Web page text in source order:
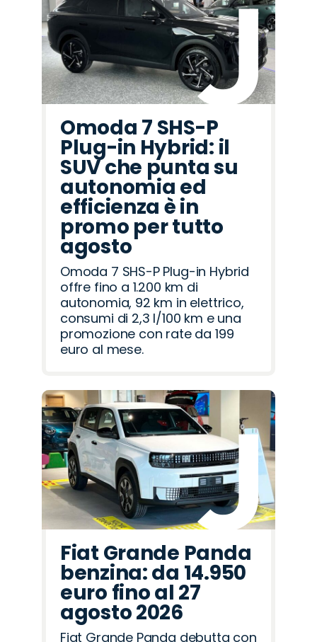
Omoda 7 SHS-P
Plug-in Hybrid: il
SUV che punta su
autonomia ed
efficienza è in
promo per tutto
agosto
Omoda 7 SHS-P Plug-in Hybrid
offre fino a 1.200 km di
autonomia, 92 km in elettrico,
consumi di 2,3 l/100 km e una
promozione con rate da 199
euro al mese.
Fiat Grande Panda
benzina: da 14.950
euro fino al 27
agosto 2026
Fiat Grande Panda debutta con